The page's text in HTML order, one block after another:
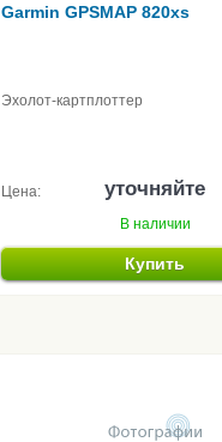
Garmin GPSMAP 820xs
Эхолот-картплоттер
Цена: уточняйте
В наличии
Купить